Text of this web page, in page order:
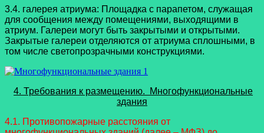
3.4. галерея атриума: Площадка с парапетом, служащая
для сообщения между помещениями, выходящими в
атриум. Галереи могут быть закрытыми и открытыми.
Закрытые галереи отделяются от атриума сплошными, в
том числе светопрозрачными конструкциями.
4. Требования к размещению. Многофункциональные
здания
4.1. Противопожарные расстояния от